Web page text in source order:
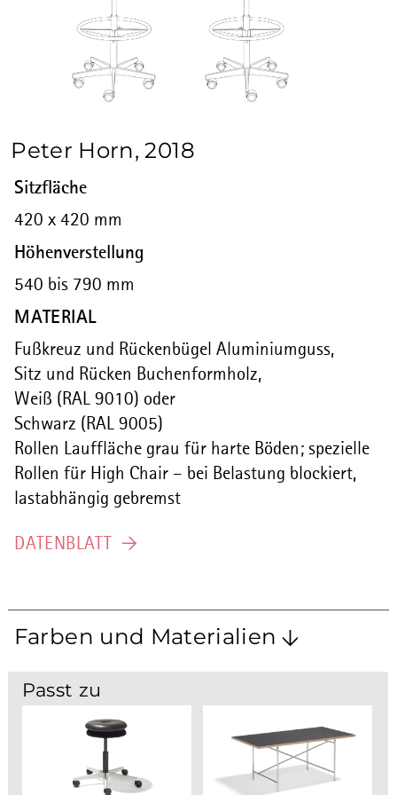
Peter Horn, 2018
Sitzfläche
420 x 420 mm
Höhenverstellung
540 bis 790 mm
MATERIAL
Fußkreuz und Rückenbügel Aluminiumguss,
Sitz und Rücken Buchenformholz,
Weiß (RAL 9010) oder
Schwarz (RAL 9005)
Rollen Lauffläche grau für harte Böden; spezielle
Rollen für High Chair – bei Belastung blockiert,
lastabhängig gebremst
DATENBLATT
Farben und Materialien
SCHWARZ (RAL 9005) WEISS (RAL 9010)
Passt zu